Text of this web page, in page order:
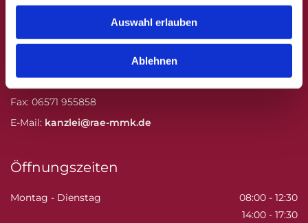
Auswahl erlauben
Ablehnen
MMK Rechtsanwälte
Mozartstraße 34
Telefon:06571 95580
Fax: 06571 955858
E-Mail: kanzlei@rae-mmk.de
Öffnungszeiten
Montag - Dienstag
08:00 - 12:30
14:00 - 17:30